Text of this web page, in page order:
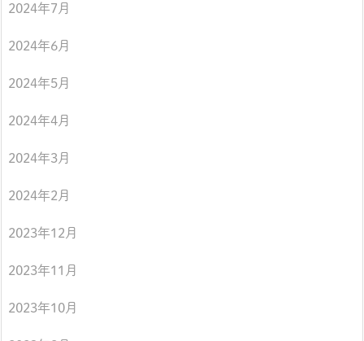
2024年7月
2024年6月
2024年5月
2024年4月
2024年3月
2024年2月
2023年12月
2023年11月
2023年10月